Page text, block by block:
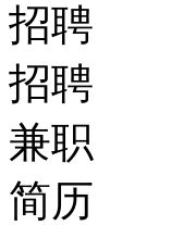
招聘
招聘
兼职
简历